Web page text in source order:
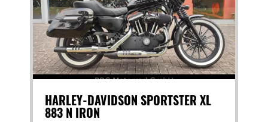
HARLEY-DAVIDSON SPORTSTER XL
883 N IRON